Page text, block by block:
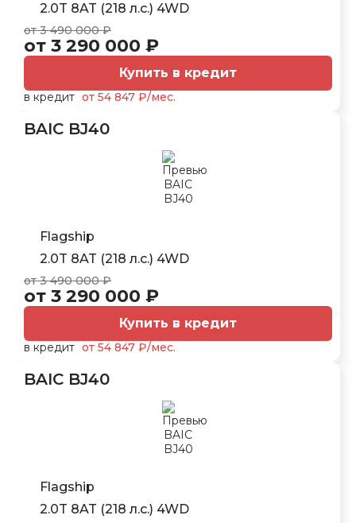
2.0T 8AT (218 л.с.) 4WD
от 3 490 000 ₽
от 3 290 000 ₽
Купить в кредит
в кредит от 54 847 ₽/мес.
BAIC BJ40
Flagship
2.0T 8AT (218 л.с.) 4WD
от 3 490 000 ₽
от 3 290 000 ₽
Купить в кредит
в кредит от 54 847 ₽/мес.
BAIC BJ40
Flagship
2.0T 8AT (218 л.с.) 4WD